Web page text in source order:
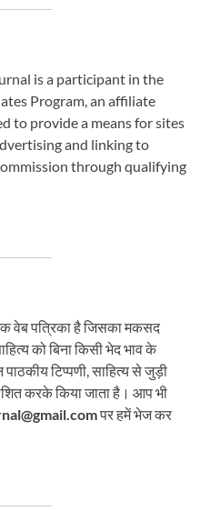
is a participant in the
Program, an affiliate
to provide a means for sites
and linking to
through qualifying
वेब पत्रिका है जिसका मकसद
को बिना किसी भेद भाव के
टिप्पणी, साहित्य से जुड़ी
करके किया जाता है। आप भी
पर हमें भेज कर